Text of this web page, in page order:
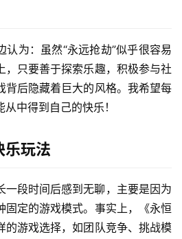
认为：虽然“永远抢劫”似乎很容易
，只要善于探索乐趣，积极参与社
背后隐藏着巨大的风格。我希望每
中得到自己的快乐！
乐玩法
一段时间后感到无聊，主要是因为
固定的游戏模式。事实上，《永恒
的游戏选择，如团队竞争、挑战模